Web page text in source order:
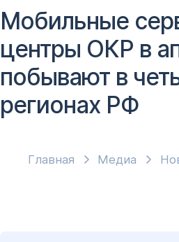
Главная Медиа
Мобильные
центры ОКР в
побывают в
регионах РФ